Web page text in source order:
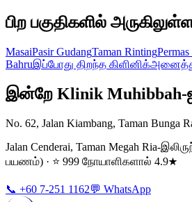
பிற பகுதிகளில்
MasaiPasir GudangTaman RintingPermas
Bahruஇப்போது திறந்த கிளினிக்
இன்றே Klinik Muhibbah-
No. 62, Jalan Kiambang, Taman Bunga
Jalan Cenderai, Taman Megah Ria-
பயணம்) · ⭐ 999 நோயாளிகளால் 4.9★
📞 +60 7-251 1162💬 WhatsApp